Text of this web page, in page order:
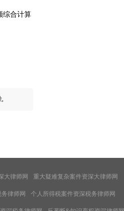
综合计算
大律师网 重大疑难复杂案件资深大律师网
律师网 个人所得税案件资深税务律师网